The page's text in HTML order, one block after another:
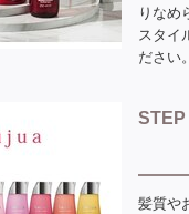
りなめ
スタイ
ださい。
STEP
髪質や